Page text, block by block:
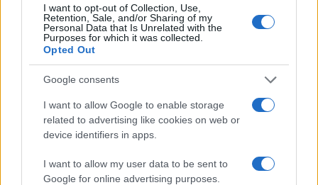
I want to opt-out of Collection, Use,
Retention, Sale, and/or Sharing of my
Personal Data that Is Unrelated with the
Purposes for which it was collected.
Opted Out
Google consents
I want to allow Google to enable storage
related to advertising like cookies on web or
device identifiers in apps.
I want to allow my user data to be sent to
Google for online advertising purposes.
Γονείς: Εξίσωση του δικαιώματος
μεταφοράς των μαθητών στα
Καλλιτεχνικά με τα Μουσικά
Μουσικά σχολεία: Πρόσκληση
υποβολής αιτήσεων για ένταξη
στον πίνακα εμπειροτεχνών
ιδιωτών μουσικών